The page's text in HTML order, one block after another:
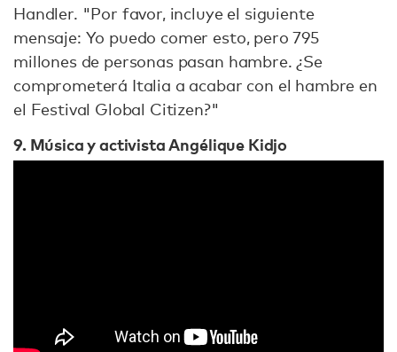
Handler. "Por favor, incluye el siguiente
mensaje: Yo puedo comer esto, pero 795
millones de personas pasan hambre. ¿Se
comprometerá Italia a acabar con el hambre en
el Festival Global Citizen?"
9. Música y activista Angélique Kidjo